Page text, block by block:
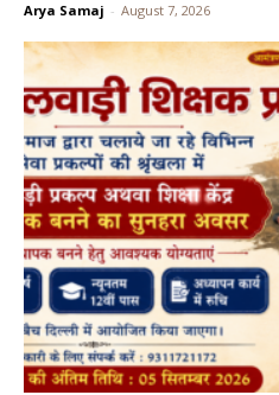
Arya Samaj - August 7, 2026